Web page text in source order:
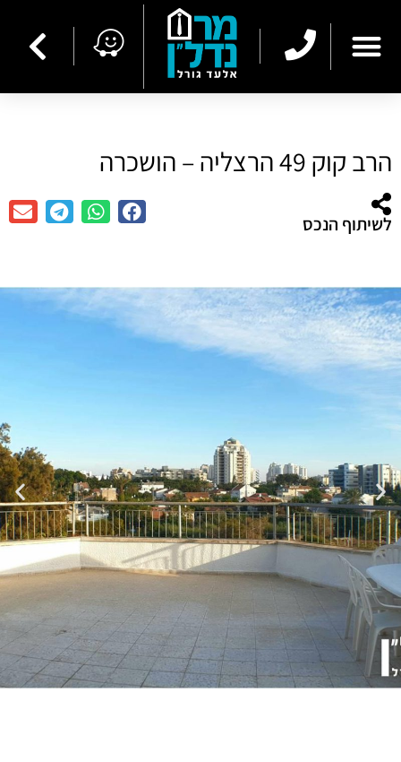
הרב קוק 49 הרצליה – הושכרה
לשיתוף הנכס